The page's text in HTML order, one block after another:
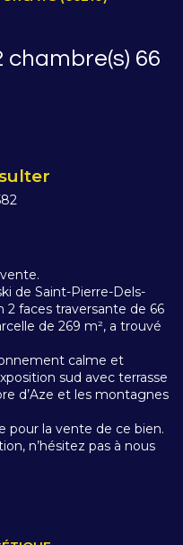
de Saint-Pierre-Dels-
faces traversante de 66
de 269 m², a trouvé
calme et
sud avec terrasse
d’Aze et les montagnes
pour la vente de ce bien.
n’hésitez pas à nous